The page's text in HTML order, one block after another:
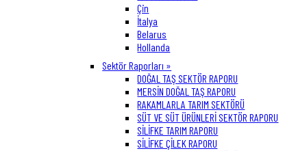
Çin
İtalya
Belarus
Hollanda
Sektör Raporları »
DOĞAL TAŞ SEKTÖR RAPORU
MERSİN DOĞAL TAŞ RAPORU
RAKAMLARLA TARIM SEKTÖRÜ
SÜT VE SÜT ÜRÜNLERİ SEKTÖR RAPORU
SİLİFKE TARIM RAPORU
SİLİFKE ÇİLEK RAPORU